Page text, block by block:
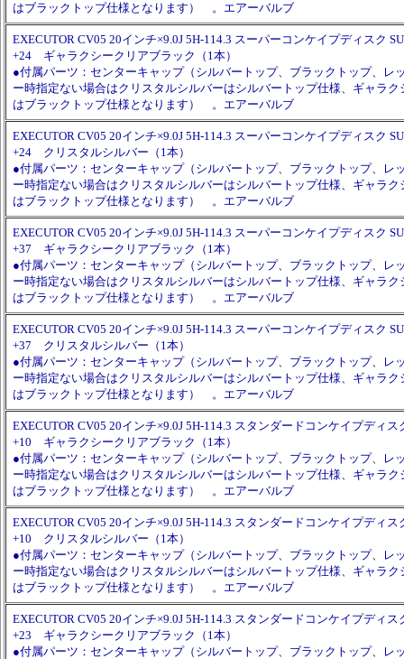
はブラックトップ仕様となります） 。エアーバルブ
EXECUTOR CV05 20インチ×9.0J 5H-114.3 スーパーコンケイプディスク
+24 ギャラクシークリアブラック（1本）
●付属パーツ：センターキャップ（シルバートップ、ブラックトップ、レ
ー時指定ない場合はクリスタルシルバーはシルバートップ仕様、ギャラ
はブラックトップ仕様となります） 。エアーバルブ
EXECUTOR CV05 20インチ×9.0J 5H-114.3 スーパーコンケイプディスク
+24 クリスタルシルバー（1本）
●付属パーツ：センターキャップ（シルバートップ、ブラックトップ、レ
ー時指定ない場合はクリスタルシルバーはシルバートップ仕様、ギャラ
はブラックトップ仕様となります） 。エアーバルブ
EXECUTOR CV05 20インチ×9.0J 5H-114.3 スーパーコンケイプディスク
+37 ギャラクシークリアブラック（1本）
●付属パーツ：センターキャップ（シルバートップ、ブラックトップ、レ
ー時指定ない場合はクリスタルシルバーはシルバートップ仕様、ギャラ
はブラックトップ仕様となります） 。エアーバルブ
EXECUTOR CV05 20インチ×9.0J 5H-114.3 スーパーコンケイプディスク
+37 クリスタルシルバー（1本）
●付属パーツ：センターキャップ（シルバートップ、ブラックトップ、レ
ー時指定ない場合はクリスタルシルバーはシルバートップ仕様、ギャラ
はブラックトップ仕様となります） 。エアーバルブ
EXECUTOR CV05 20インチ×9.0J 5H-114.3 スタンダードコンケイプディス
+10 ギャラクシークリアブラック（1本）
●付属パーツ：センターキャップ（シルバートップ、ブラックトップ、レ
ー時指定ない場合はクリスタルシルバーはシルバートップ仕様、ギャラ
はブラックトップ仕様となります） 。エアーバルブ
EXECUTOR CV05 20インチ×9.0J 5H-114.3 スタンダードコンケイプディス
+10 クリスタルシルバー（1本）
●付属パーツ：センターキャップ（シルバートップ、ブラックトップ、レ
ー時指定ない場合はクリスタルシルバーはシルバートップ仕様、ギャラ
はブラックトップ仕様となります） 。エアーバルブ
EXECUTOR CV05 20インチ×9.0J 5H-114.3 スタンダードコンケイプディス
+23 ギャラクシークリアブラック（1本）
●付属パーツ：センターキャップ（シルバートップ、ブラックトップ、レ